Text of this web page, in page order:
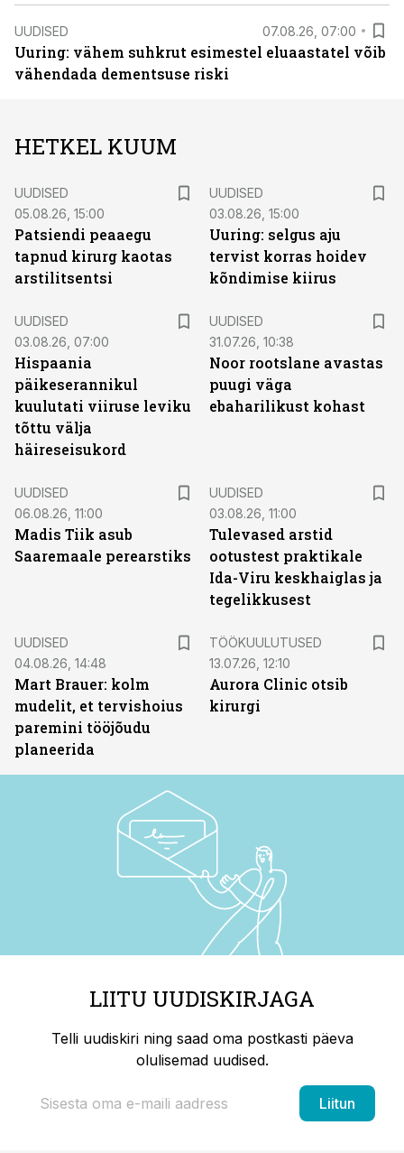
UUDISED 07.08.26, 07:00
Uuring: vähem suhkrut esimestel eluaastatel võib
vähendada dementsuse riski
HETKEL KUUM
UUDISED
05.08.26, 15:00
Patsiendi peaaegu
tapnud kirurg kaotas
arstilitsentsi
UUDISED
03.08.26, 15:00
Uuring: selgus aju
tervist korras hoidev
kõndimise kiirus
UUDISED
03.08.26, 07:00
Hispaania
päikeserannikul
kuulutati viiruse leviku
tõttu välja
häireseisukord
UUDISED
31.07.26, 10:38
Noor rootslane avastas
puugi väga
ebaharilikust kohast
UUDISED
06.08.26, 11:00
Madis Tiik asub
Saaremaale perearstiks
UUDISED
03.08.26, 11:00
Tulevased arstid
ootustest praktikale
Ida-Viru keskhaiglas ja
tegelikkusest
UUDISED
04.08.26, 14:48
Mart Brauer: kolm
mudelit, et tervishoius
paremini tööjõudu
planeerida
TÖÖKUULUTUSED
13.07.26, 12:10
Aurora Clinic otsib
kirurgi
LIITU UUDISKIRJAGA
Telli uudiskiri ning saad oma postkasti päeva
olulisemad uudised.
Liitun